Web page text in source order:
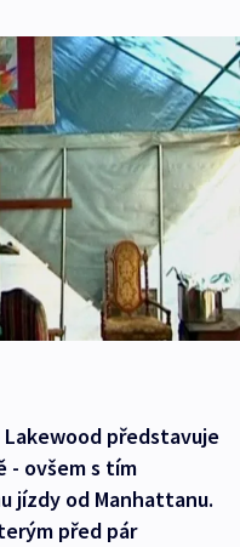
představuje
- ovšem s tím
jízdy od Manhattanu.
před pár